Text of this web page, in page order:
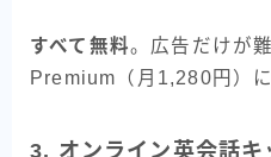
すべて無料。広告だけが
Premium（月1,280円）
3. オンライン英会話